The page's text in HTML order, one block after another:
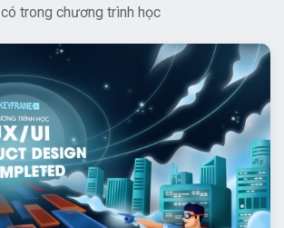
có trong chương trình học